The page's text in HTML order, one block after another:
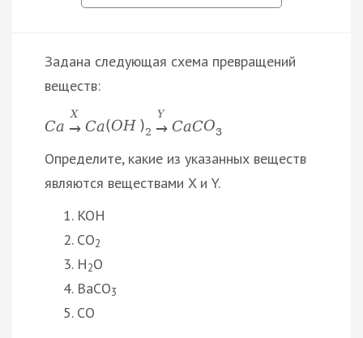
Задана следующая схема превращений
веществ:
Ca
X
→ Ca(OH )2
Y
→ CaCO3
Определите, какие из указанных веществ
являются веществами X и Y.
KOH
CO2
H2O
BaCO3
CO